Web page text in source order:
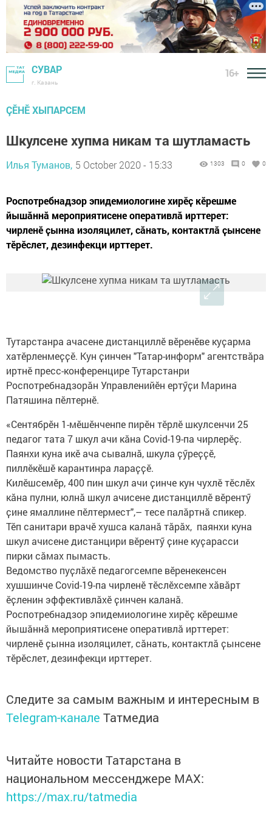
СУВАР
г. Казань
16+
ÇӖНӖ ХЫПАРСЕМ
Шкулсене хупма никам та шутламасть
Илья Туманов, 5 October 2020 - 15:33 1303 0 0
Роспотребнадзор эпидемиологине хирӗҫ кӗрешме
йышӑннӑ мероприятисене оперативлӑ ирттерет:
чирленӗ ҫынна изоляцилет, сӑнать, контактлӑ ҫынсене
тӗрӗслет, дезинфекци ирттерет.
Тутарстанра ачасене дистанциллӗ вӗренӗве куҫарма
хатӗрленмеҫҫӗ. Кун ҫинчен "Татар-информ" агентствӑра
иртнӗ пресс-конференцире Тутарстанри
Роспотребнадзорӑн Управленийӗн ертӳҫи Марина
Патяшина пӗлтернӗ.
«Сентябрӗн 1-мӗшӗнченпе пирӗн тӗрлӗ шкулсенчи 25
педагог тата 7 шкул ачи кӑна Covid-19-па чирлерӗҫ.
Паянхи куна икӗ ача сывалнӑ, шкула ҫӳреҫҫӗ,
пиллӗкӗшӗ карантинра лараҫҫӗ.
Килӗшсемӗр, 400 пин шкул ачи ҫинче кун чухлӗ тӗслӗх
кӑна пулни, юлнӑ шкул ачисене дистанциллӗ вӗрентӳ
ҫине ямаллине пӗлтермест",– тесе палӑртнӑ спикер.
Тӗп санитари врачӗ хушса каланӑ тӑрӑх, паянхи куна
шкул ачисене дистанцири вӗрентӳ ҫине куҫарасси
пирки сӑмах пымасть.
Ведомство пуҫлӑхӗ педагогсемпе вӗренекенсен
хушшинче Covid-19-па чирленӗ тӗслӗхсемпе хӑвӑрт
ӗҫленин эффективлӑхӗ ҫинчен каланӑ.
Роспотребнадзор эпидемиологине хирӗҫ кӗрешме
йышӑннӑ мероприятисене оперативлӑ ирттерет:
чирленӗ ҫынна изоляцилет, сӑнать, контактлӑ ҫынсене
тӗрӗслет, дезинфекци ирттерет.
Следите за самым важным и интересным в
Telegram-канале Татмедиа
Читайте новости Татарстана в
национальном мессенджере MАХ:
https://max.ru/tatmedia